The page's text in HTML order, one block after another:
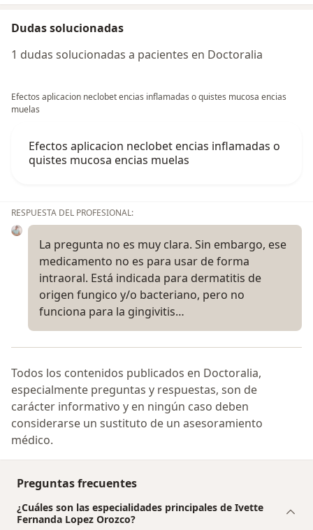
Dudas solucionadas
1 dudas solucionadas a pacientes en Doctoralia
Efectos aplicacion neclobet encias inflamadas o quistes mucosa encias
muelas
Efectos aplicacion neclobet encias inflamadas o
quistes mucosa encias muelas
RESPUESTA DEL PROFESIONAL:
La pregunta no es muy clara. Sin embargo, ese
medicamento no es para usar de forma
intraoral. Está indicada para dermatitis de
origen fungico y/o bacteriano, pero no
funciona para la gingivitis…
Todos los contenidos publicados en Doctoralia,
especialmente preguntas y respuestas, son de
carácter informativo y en ningún caso deben
considerarse un sustituto de un asesoramiento
médico.
Preguntas frecuentes
¿Cuáles son las especialidades principales de Ivette
Fernanda Lopez Orozco?